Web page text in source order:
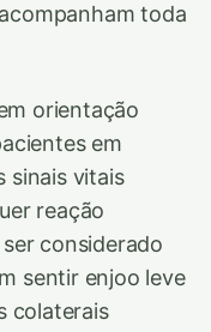
toda
orientação
em
sinais vitais
reação
considerado
sentir enjoo leve
colaterais